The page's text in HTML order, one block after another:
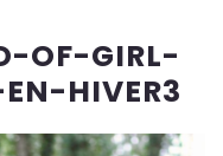
OF-GIRL-
HIVER3